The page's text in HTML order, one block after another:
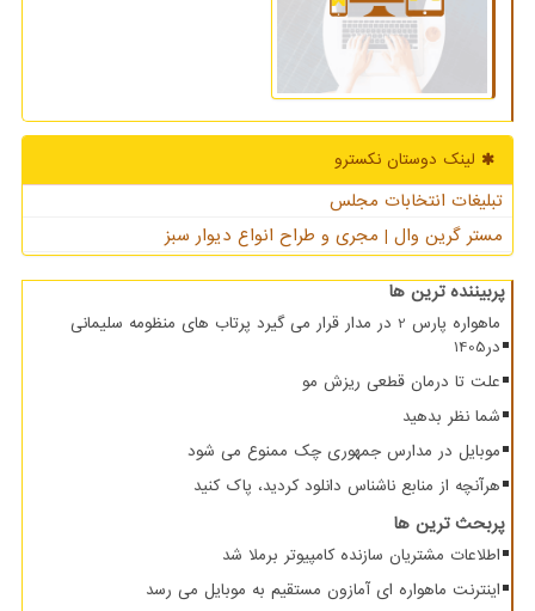
لینک دوستان نكسترو
تبلیغات انتخابات مجلس
مستر گرین وال | مجری و طراح انواع دیوار سبز
پربیننده ترین ها
ماهواره پارس 2 در مدار قرار می گیرد پرتاب های منظومه سلیمانی
در1405
علت تا درمان قطعی ریزش مو
شما نظر بدهید
موبایل در مدارس جمهوری چک ممنوع می شود
هرآنچه از منابع ناشناس دانلود کردید، پاک کنید
پربحث ترین ها
اطلاعات مشتریان سازنده کامپیوتر برملا شد
اینترنت ماهواره ای آمازون مستقیم به موبایل می رسد